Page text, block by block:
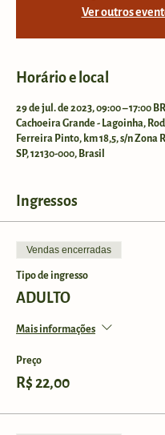
Ver outros
Horário e local
29 de jul. de 2023, 09:00 – 17:00
Cachoeira Grande - Lagoinha,
Ferreira Pinto, km 18,5, s/n Zona
SP, 12130-000, Brasil
Ingressos
Vendas encerradas
Tipo de ingresso
ADULTO
Mais informações
Preço
R$ 22,00